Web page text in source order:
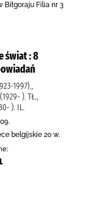
Biłgoraju Filia nr 3
świat : 8
1997).,
). TŁ.,
). IL.
belgijskie 20 w.